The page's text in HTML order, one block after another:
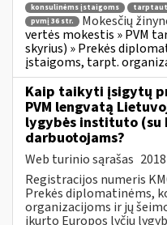
konsulinėms įstaigoms
pvmį 36 str.
Mokesčių
vertės mokestis » PVM
skyrius) » Prekės
įstaigoms, tarpt.
Kaip taikyti įsigytų
PVM lengvatą
lygybės instituto (su
darbuotojams?
Web turinio sąrašas
Registracijos numeris
Prekės diplomatinėms,
organizacijoms ir jų
įkurto Europos lyčių